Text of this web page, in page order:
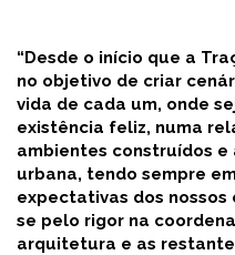
“Desde o início que a
no objetivo de criar
vida de cada um, onde
existência feliz, numa
ambientes construídos
urbana, tendo sempre
expectativas dos
se pelo rigor na
arquitetura e as